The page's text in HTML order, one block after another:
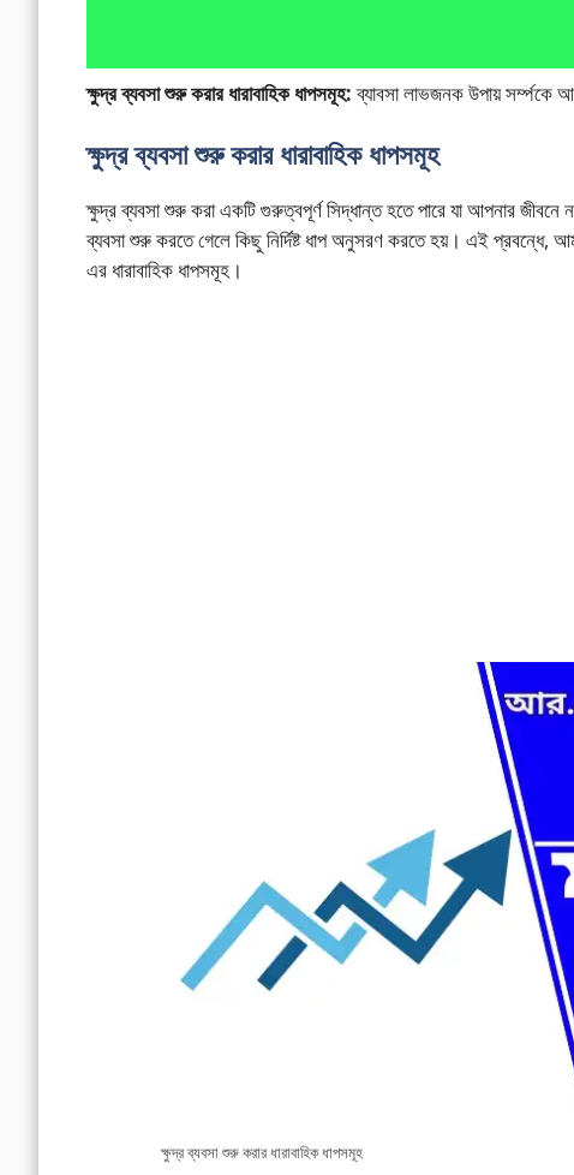
ক্ষুদ্র ব্যবসা শুরু করার ধারাবাহিক ধাপসমূহ:ব্যাবসা লাভজনক উপায়
ক্ষুদ্র ব্যবসা শুরু করার ধারাবাহিক ধাপসমূহ
ক্ষুদ্র ব্যবসা শুরু করা একটি গুরুত্বপূর্ণ সিদ্ধান্ত হতে পারে যা আপনার
ব্যবসা শুরু করতে গেলে কিছু নির্দিষ্ট ধাপ অনুসরণ করতে হয়। এই প্রবন্ধে,
এর ধারাবাহিক ধাপসমূহ।
ক্ষুদ্র ব্যবসা শুরু করার ধারাবাহিক ধাপসমূহ